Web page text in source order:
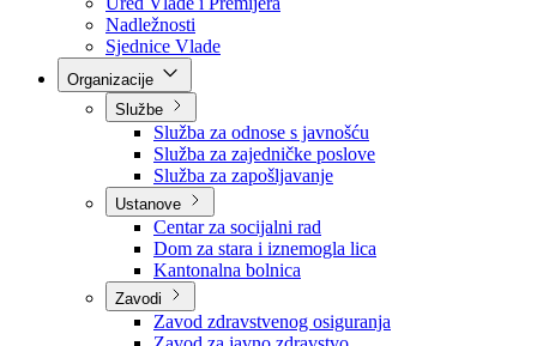
Ministarstvo za boračka pitanja
Ministarstvo za finansije
Ured Vlade i Premijera
Nadležnosti
Sjednice Vlade
Službe
Služba za odnose s javnošću
Služba za zajedničke poslove
Služba za zapošljavanje
Ustanove
Centar za socijalni rad
Dom za stara i iznemogla lica
Kantonalna bolnica